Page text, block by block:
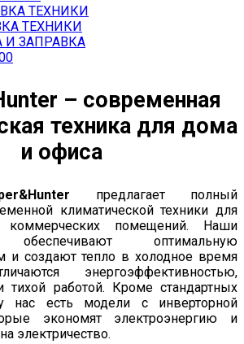
ТЕХНИКИ
ТЕХНИКИ
И ЗАПРАВКА
– современная
техника для дома
и офиса
предлагает полный
климатической техники для
помещений. Наши
оптимальную
и создают тепло в холодное время
энергоэффективностью,
тихой работой. Кроме стандартных
нас есть модели с инверторной
экономят электроэнергию и
электричество.